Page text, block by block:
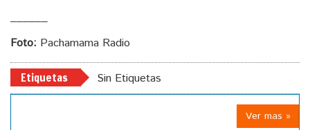
Foto: Pachamama Radio
Etiquetas Sin Etiquetas
Ver mas »